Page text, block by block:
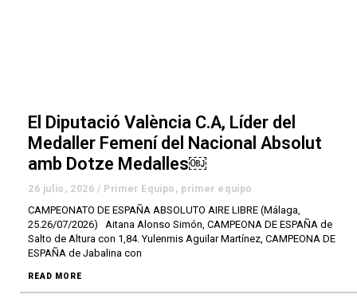
El Diputació València C.A, Líder del
Medaller Femení del Nacional Absolut
amb Dotze Medalles￼
26 julio, 2026 / Primer Equipo , primer equipo
CAMPEONATO DE ESPAÑA ABSOLUTO AIRE LIBRE (Málaga,
25.26/07/2026) Aitana Alonso Simón, CAMPEONA DE ESPAÑA de
Salto de Altura con 1,84. Yulenmis Aguilar Martínez, CAMPEONA DE
ESPAÑA de Jabalina con
READ MORE